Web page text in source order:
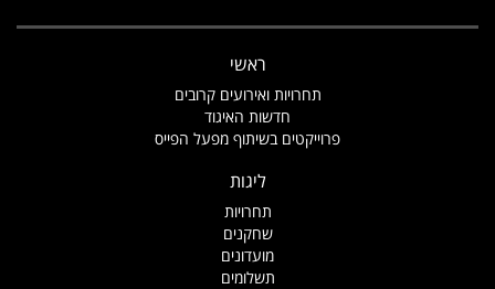
ראשי
תחרויות ואירועים קרובים
חדשות האיגוד
פרוייקטים בשיתוף מפעל הפייס
ליגות
תחרויות
שחקנים
מועדונים
תשלומים